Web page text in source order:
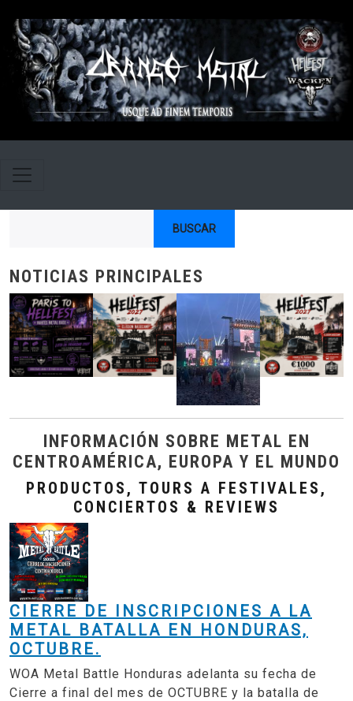
NOTICIAS PRINCIPALES
INFORMACIÓN SOBRE METAL EN
CENTROAMÉRICA, EUROPA Y EL MUNDO
PRODUCTOS, TOURS A FESTIVALES,
CONCIERTOS & REVIEWS
CIERRE DE INSCRIPCIONES A LA
METAL BATALLA EN HONDURAS,
OCTUBRE.
WOA Metal Battle Honduras adelanta su fecha de
Cierre a final del mes de OCTUBRE y la batalla de